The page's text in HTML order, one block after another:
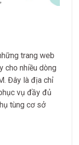
trang web
cho nhiều dòng
Đây là địa chỉ
vụ đầy đủ
tùng cơ sở